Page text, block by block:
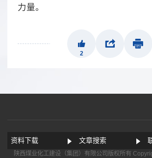
力量。
2
资料下载 文章搜索
陕西煤业化工建设（集团）有限公司版权所有